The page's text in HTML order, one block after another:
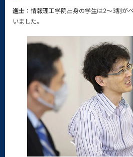
進士 ：情報理工学院出身の学生は2～3割が
いました。